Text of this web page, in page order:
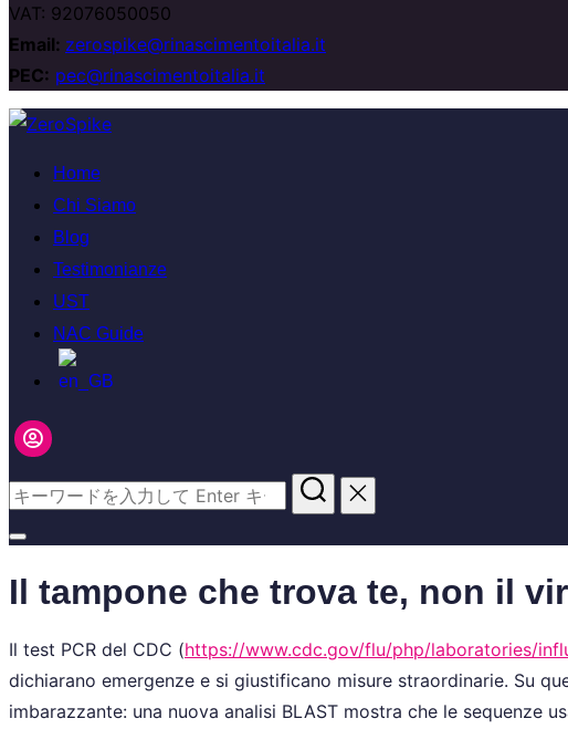
VAT: 92076050050
Email: zerospike@rinascimentoitalia.it
PEC: pec@rinascimentoitalia.it
Home
Chi Siamo
Blog
Testimonianze
UST
NAC Guide
Il tampone che trova te, non il
Il test PCR del CDC (https://www.cdc.gov/flu/php/laboratories/
dichiarano emergenze e si giustificano misure straordinarie. Su
imbarazzante: una nuova analisi BLAST mostra che le sequenze